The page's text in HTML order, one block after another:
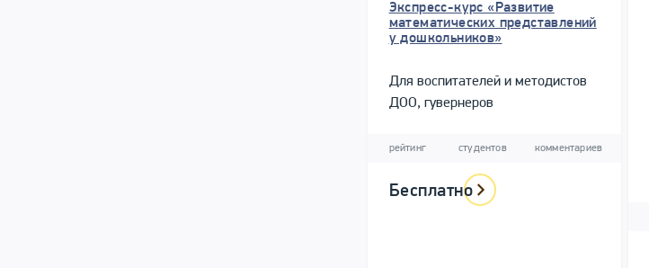
Экспресс-курс «Развитие
математических представлений
у дошкольников»
Для воспитателей и методистов
ДОО, гувернеров
рейтинг студентов комментариев
Бесплатно